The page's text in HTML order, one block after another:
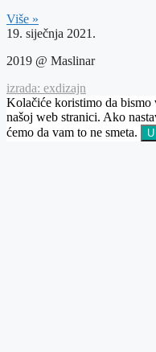
Više »
19. siječnja 2021.
2019 @ Maslinar
izrada: exdizajn
Kolačiće koristimo da bismo
našoj web stranici. Ako
ćemo da vam to ne smeta.